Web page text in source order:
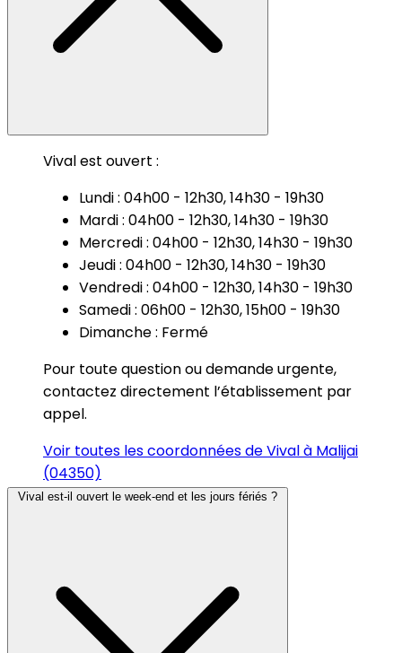
Vival est ouvert :
Lundi : 04h00 - 12h30, 14h30 - 19h30
Mardi : 04h00 - 12h30, 14h30 - 19h30
Mercredi : 04h00 - 12h30, 14h30 - 19h30
Jeudi : 04h00 - 12h30, 14h30 - 19h30
Vendredi : 04h00 - 12h30, 14h30 - 19h30
Samedi : 06h00 - 12h30, 15h00 - 19h30
Dimanche : Fermé
Pour toute question ou demande urgente,
contactez directement l’établissement par
appel.
Voir toutes les coordonnées de Vival à Malijai
(04350)
Vival est-il ouvert le week-end et les jours fériés ?